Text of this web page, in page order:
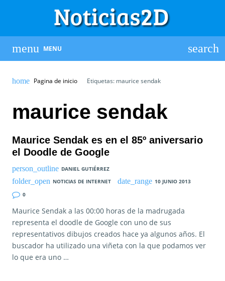
MENU
Pagina de inicio Etiquetas: maurice sendak
maurice sendak
Maurice Sendak es en el 85º aniversario
el Doodle de Google
DANIEL GUTIÉRREZ
NOTICIAS DE INTERNET
10 JUNIO 2013
0
Maurice Sendak a las 00:00 horas de la madrugada
representa el doodle de Google con uno de sus
representativos dibujos creados hace ya algunos años. El
buscador ha utilizado una viñeta con la que podamos ver
lo que era uno …